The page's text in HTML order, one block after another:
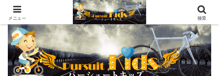
世界中で見つけた「希少なスポーツ雑貨」の紹介メディア
メニュー 検索